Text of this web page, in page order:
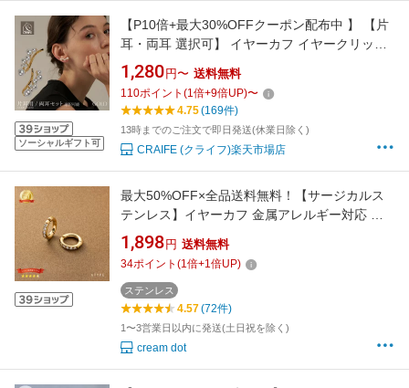
ソーシャルギフト可
【P10倍+最大30%OFFクーポン配布中 】 【片
耳・両耳 選択可】 イヤーカフ イヤークリップ
イヤーカフス イヤカフ イヤリング パール 金属
アレルギー対応 18Kコーティング 大人 かわい
い ジュエリー ゴールド 送料無料 プチプライス
高見え CRAIFE
1,280 円〜 送料無料
110ポイント (1倍+9倍UP)〜
4.75(169件)
13時までのご注文で即日発送(休業日除く)
CRAIFE (クライフ)楽天市場店
最大50%OFF×全品送料無料！【サージカルス
テンレス】イヤーカフ 金属アレルギー対応 つ
けっぱなし ステンレス レディース イヤカフ カ
フイヤリング 両耳用 2サイズ ビジュー 大人 ゴ
ールド シルバー ピンクゴールド
1,898 円 送料無料
34ポイント (1倍+1倍UP)
ステンレス
4.57(72件)
1〜3営業日以内に発送(土日祝を除く)
cream dot